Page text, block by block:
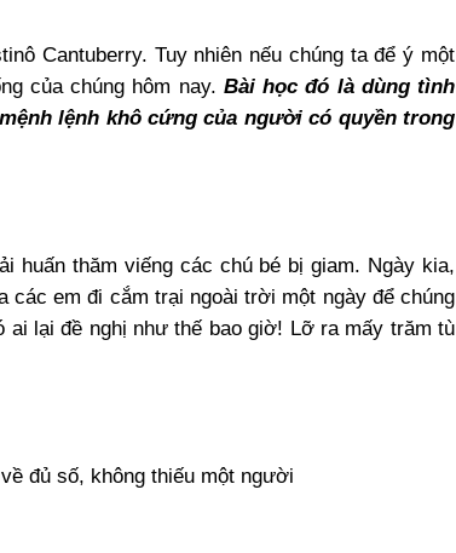
Cantuberry. Tuy nhiên nếu chúng ta để ý một
của chúng hôm nay. Bài học đó là dùng tình
lệnh khô cứng của người có quyền trong
huấn thăm viếng các chú bé bị giam. Ngày kia,
các em đi cắm trại ngoài trời một ngày để chúng
ai lại đề nghị như thế bao giờ! Lỡ ra mấy trăm tù
đủ số, không thiếu một người